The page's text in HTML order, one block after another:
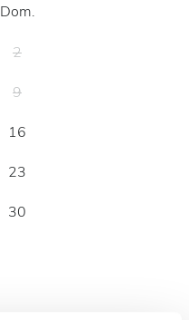
Dom.
2
9
16
23
30